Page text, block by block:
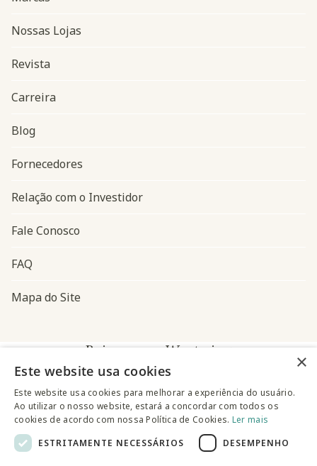
Navegação do rodapé
Nossas Lojas
Revista
Carreira
Blog
Fornecedores
Relação com o Investidor
Fale Conosco
FAQ
Mapa do Site
Baixe o app Westwing
×
Este website usa cookies
Este website usa cookies para melhorar a experiência do usuário.
Ao utilizar o nosso website, estará a concordar com todos os
cookies de acordo com nossa Política de Cookies. Ler mais
ESTRITAMENTE NECESSÁRIOS
DESEMPENHO